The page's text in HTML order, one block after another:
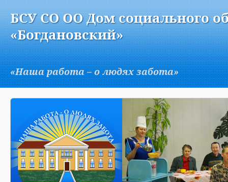
AБСУ СО ОО Дом социального
«Богдановский»
«Наша работа – о людях забота»